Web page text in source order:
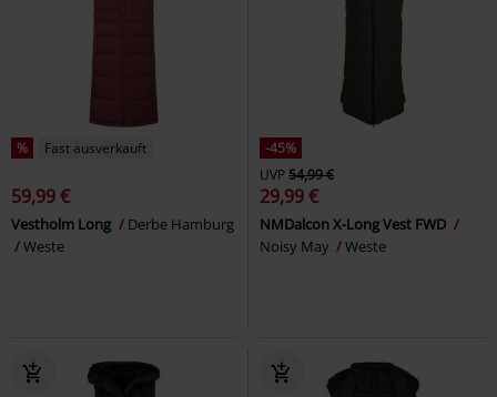
% Fast ausverkauft
59,99 €
Vestholm Long
Derbe Hamburg
Weste
-45%
UVP54,99 €
29,99 €
NMDalcon X-Long Vest FWD
Noisy May
Weste